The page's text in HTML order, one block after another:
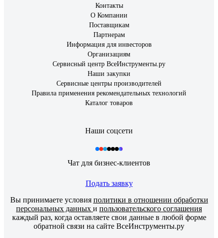
Контакты
О Компании
Поставщикам
Партнерам
Информация для инвесторов
Организациям
Сервисный центр ВсеИнструменты.ру
Наши закупки
Сервисные центры производителей
Правила применения рекомендательных технологий
Каталог товаров
Наши соцсети
Чат для бизнес-клиентов
Подать заявку
Вы принимаете условия политики в отношении обработки
персональных данных и пользовательского соглашения
каждый раз, когда оставляете свои данные в любой форме
обратной связи на сайте ВсеИнструменты.ру